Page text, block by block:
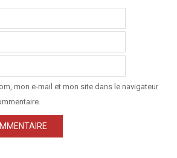
mon e-mail et mon site dans le navigateur